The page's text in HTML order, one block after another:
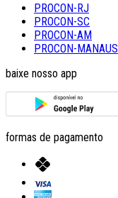
PROCON-RJ
PROCON-SC
PROCON-AM
PROCON-MANAUS
baixe nosso app
formas de pagamento